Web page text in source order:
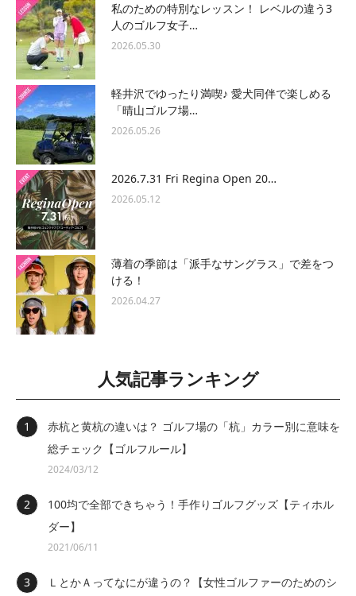
私のための特別なレッスン！ レベルの違う3
人のゴルフ女子…
2026.05.30
軽井沢でゆったり満喫♪ 愛犬同伴で楽しめる
「晴山ゴルフ場…
2026.05.26
2026.7.31 Fri Regina Open 20…
2026.05.12
薄着の季節は「派手なサングラス」で差をつ
ける！
2026.04.27
人気記事ランキング
赤杭と黄杭の違いは？ ゴルフ場の「杭」カラー別に意味を
総チェック【ゴルフルール】
2024/03/12
100均で全部できちゃう！手作りゴルフグッズ【ティホル
ダー】
2021/06/11
ＬとかＡってなにが違うの？【女性ゴルファーのためのシ